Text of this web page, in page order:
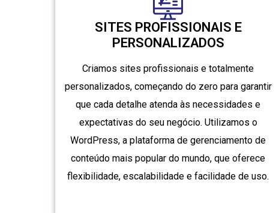
SITES PROFISSIONAIS E
PERSONALIZADOS
Criamos sites profissionais e totalmente
personalizados, começando do zero para garantir
que cada detalhe atenda às necessidades e
expectativas do seu negócio. Utilizamos o
WordPress, a plataforma de gerenciamento de
conteúdo mais popular do mundo, que oferece
flexibilidade, escalabilidade e facilidade de uso.